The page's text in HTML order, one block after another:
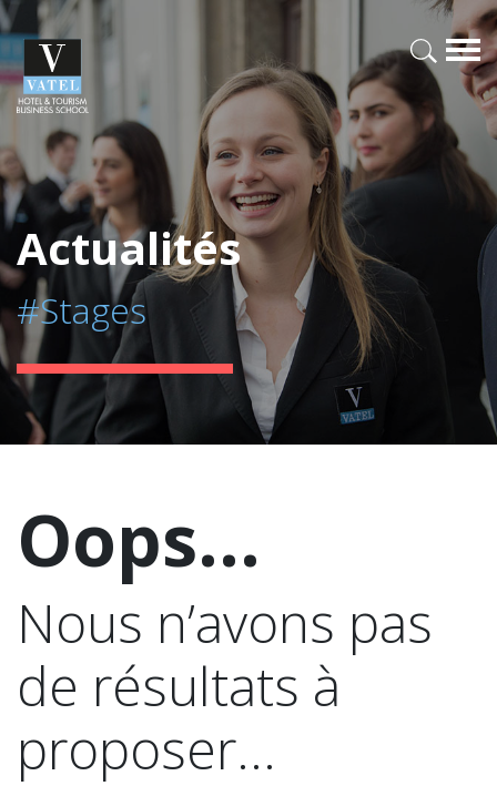
Actualités
#Stages
Oops...
Nous n’avons pas
de résultats à
proposer...